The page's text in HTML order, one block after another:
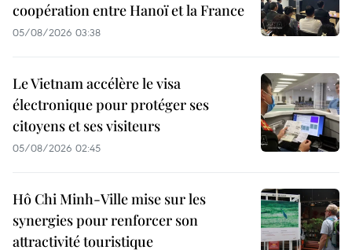
coopération entre Hanoï et la France
05/08/2026 03:38
Le Vietnam accélère le visa
électronique pour protéger ses
citoyens et ses visiteurs
05/08/2026 02:45
Hô Chi Minh-Ville mise sur les
synergies pour renforcer son
attractivité touristique